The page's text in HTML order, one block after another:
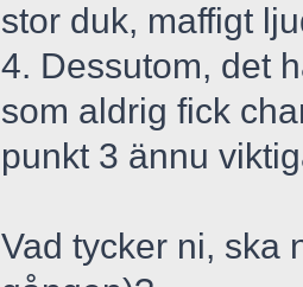
stor duk, maffigt
4. Dessutom, det
som aldrig fick
punkt 3 ännu
Vad tycker ni, ska